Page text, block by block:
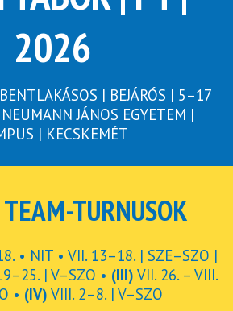
2026
| BEJÁRÓS | 5–17
JÁNOS EGYETEM |
| KECSKEMÉT
TURNUSOK
• NIT • VII. 13–18. | SZE–SZO |
| V–SZO • (III) VII. 26. – VIII.
• (IV) VIII. 2–8. | V–SZO